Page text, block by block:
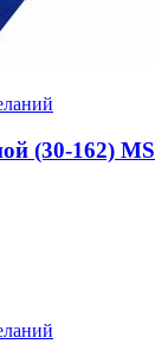
(30-162)